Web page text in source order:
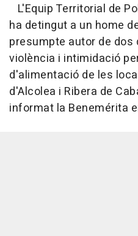
L'Equip Territorial de
ha detingut a un home
presumpte autor de
violència i intimidació
d'alimentació de les
d'Alcolea i Ribera de
informat la Benemérita